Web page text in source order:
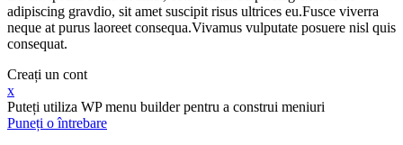
adipiscing gravdio, sit amet suscipit risus ultrices eu.Fusce viverra
neque at purus laoreet consequa.Vivamus vulputate posuere nisl quis
consequat.
Creați un cont
x
Puteți utiliza WP menu builder pentru a construi meniuri
Puneți o întrebare